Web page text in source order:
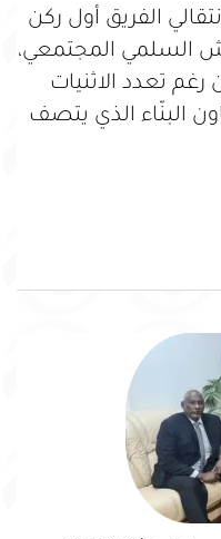
الفريق أول ركن
السلمي المجتمعي،
تعدد الاثنيات
البنّاء الذي يتصف